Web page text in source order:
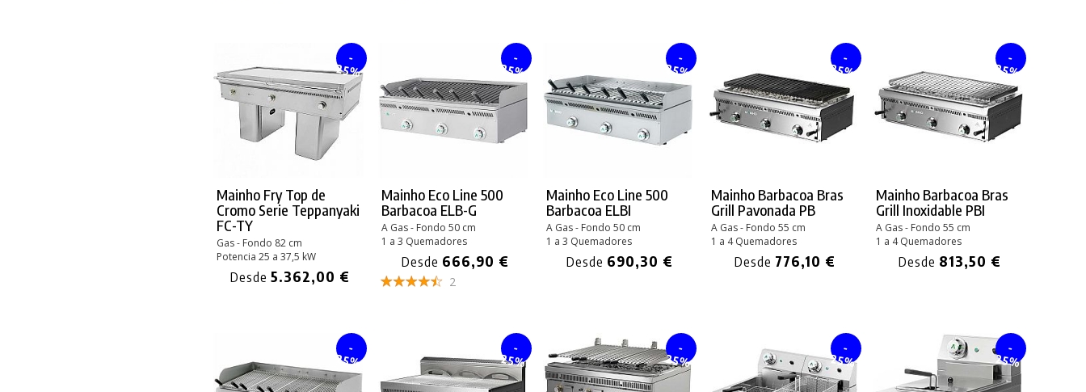
-
25%
Mainho Fry Top de
Cromo Serie Teppanyaki
FC-TY
Gas - Fondo 82 cm
Potencia 25 a 37,5 kW
Desde 5.362,00 €
-
25%
Mainho Eco Line 500
Barbacoa ELB-G
A Gas - Fondo 50 cm
1 a 3 Quemadores
Desde 666,90 €
2
-
25%
Mainho Eco Line 500
Barbacoa ELBI
A Gas - Fondo 50 cm
1 a 3 Quemadores
Desde 690,30 €
-
25%
Mainho Barbacoa Bras
Grill Pavonada PB
A Gas - Fondo 55 cm
1 a 4 Quemadores
Desde 776,10 €
-
25%
Mainho Barbacoa Bras
Grill Inoxidable PBI
A Gas - Fondo 55 cm
1 a 4 Quemadores
Desde 813,50 €
-
25%
-
25%
-
25%
-
25%
-
25%